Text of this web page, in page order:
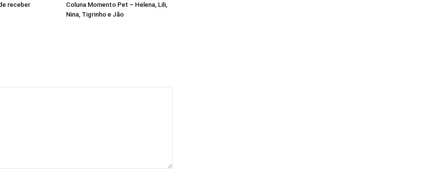
receber
Coluna Momento Pet – Helena, Lili,
Nina, Tigrinho e Jão